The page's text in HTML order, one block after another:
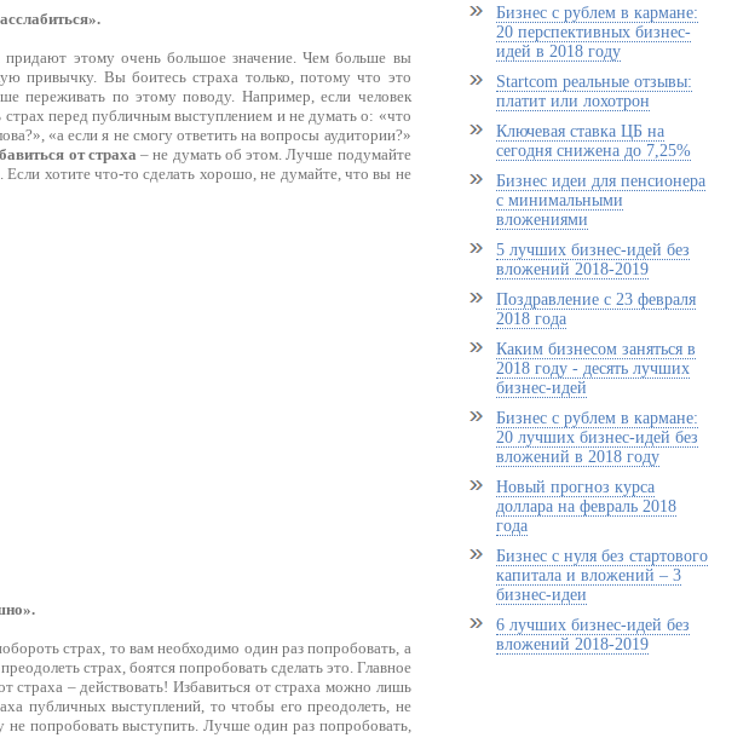
этому очень большое значение. Чем больше вы
привычку. Вы боитесь страха только, потому что это
переживать по этому поводу. Например, если человек
перед публичным выступлением и не думать о: «что
«а если я не смогу ответить на вопросы аудитории?»
от страха – не думать об этом. Лучше подумайте
хотите что-то сделать хорошо, не думайте, что вы не
страх, то вам необходимо один раз попробовать, а
страх, боятся попробовать сделать это. Главное
страха – действовать! Избавиться от страха можно лишь
публичных выступлений, то чтобы его преодолеть, не
попробовать выступить. Лучше один раз попробовать,
Бизнес с рублем в кармане:
20 перспективных бизнес-
идей в 2018 году
Startcom реальные отзывы:
платит или лохотрон
Ключевая ставка ЦБ на
сегодня снижена до 7,25%
Бизнес идеи для пенсионера
с минимальными
вложениями
5 лучших бизнес-идей без
вложений 2018-2019
Поздравление с 23 февраля
2018 года
Каким бизнесом заняться в
2018 году - десять лучших
бизнес-идей
Бизнес с рублем в кармане:
20 лучших бизнес-идей без
вложений в 2018 году
Новый прогноз курса
доллара на февраль 2018
года
Бизнес с нуля без стартового
капитала и вложений – 3
бизнес-идеи
6 лучших бизнес-идей без
вложений 2018-2019